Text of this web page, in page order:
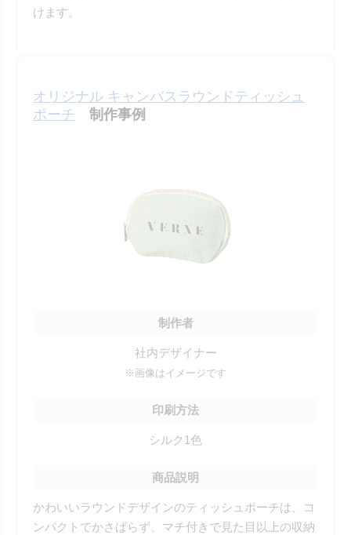
けます。
オリジナル キャンバスラウンドティッシュ
ポーチ 制作事例
制作者
社内デザイナー
※画像はイメージです
印刷方法
シルク1色
商品説明
かわいいラウンドデザインのティッシュポーチは、コ
ンパクトでかさばらず、マチ付きで見た目以上の収納